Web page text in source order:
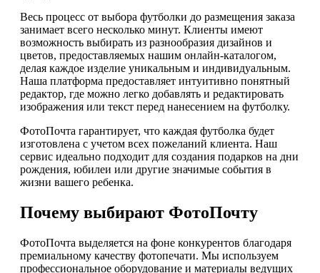
Весь процесс от выбора футболки до размещения заказа
занимает всего несколько минут. Клиенты имеют
возможность выбирать из разнообразия дизайнов и
цветов, предоставляемых нашим онлайн-каталогом,
делая каждое изделие уникальным и индивидуальным.
Наша платформа предоставляет интуитивно понятный
редактор, где можно легко добавлять и редактировать
изображения или текст перед нанесением на футболку.
ФотоПочта гарантирует, что каждая футболка будет
изготовлена с учетом всех пожеланий клиента. Наш
сервис идеально подходит для создания подарков на дни
рождения, юбилеи или другие значимые события в
жизни вашего ребенка.
Почему выбирают ФотоПочту
ФотоПочта выделяется на фоне конкурентов благодаря
премиальному качеству фотопечати. Мы используем
профессиональное оборудование и материалы ведущих